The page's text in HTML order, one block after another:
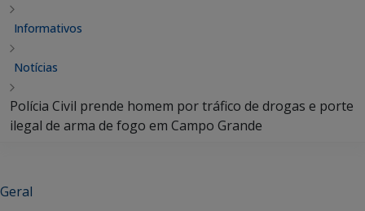
Informativos
Notícias
Polícia Civil prende homem por tráfico de drogas e porte
ilegal de arma de fogo em Campo Grande
Geral